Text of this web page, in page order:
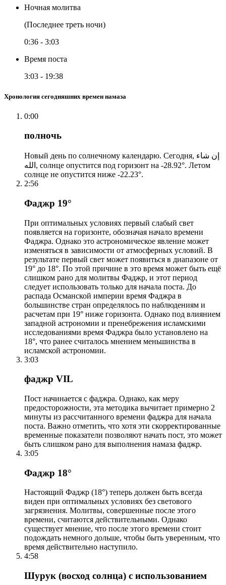
Ночная молитва
(Последнее треть ночи)
0:36 - 3:03
Время поста
3:03 - 19:38
Хронология сегодняшних времен намаза
0:00
полночь
Новый день по солнечному календарю. Сегодня, إن شاء
الله, солнце опустится под горизонт на -28.92°. Летом
солнце не опустится ниже -22.23°.
2:56
Фаджр 19°
При оптимальных условиях первый слабый свет
появляется на горизонте, обозначая начало времени
Фаджра. Однако это астрономическое явление может
изменяться в зависимости от атмосферных условий. В
результате первый свет может появиться в диапазоне от
19° до 18°. По этой причине в это время может быть ещё
слишком рано для молитвы Фаджр, и этот период
следует использовать только для начала поста. До
распада Османской империи время Фаджра в
большинстве стран определялось по наблюдениям и
расчетам при 19° ниже горизонта. Однако под влиянием
западной астрономии и пренебрежения исламскими
исследованиями время Фаджра было установлено на
18°, что ранее считалось мнением меньшинства в
исламской астрономии.
3:03
фаджр VIL
Пост начинается с фаджра. Однако, как меру
предосторожности, эта методика вычитает примерно 2
минуты из рассчитанного времени фаджра для начала
поста. Важно отметить, что хотя эти скорректированные
временные показатели позволяют начать пост, это может
быть слишком рано для выполнения намаза фаджр.
3:05
Фаджр 18°
Настоящий Фаджр (18°) теперь должен быть всегда
виден при оптимальных условиях без светового
загрязнения. Молитвы, совершенные после этого
времени, считаются действительными. Однако
существует мнение, что после этого времени стоит
подождать немного дольше, чтобы быть уверенным, что
время действительно наступило.
4:58
Шурук (восход солнца) с использованием